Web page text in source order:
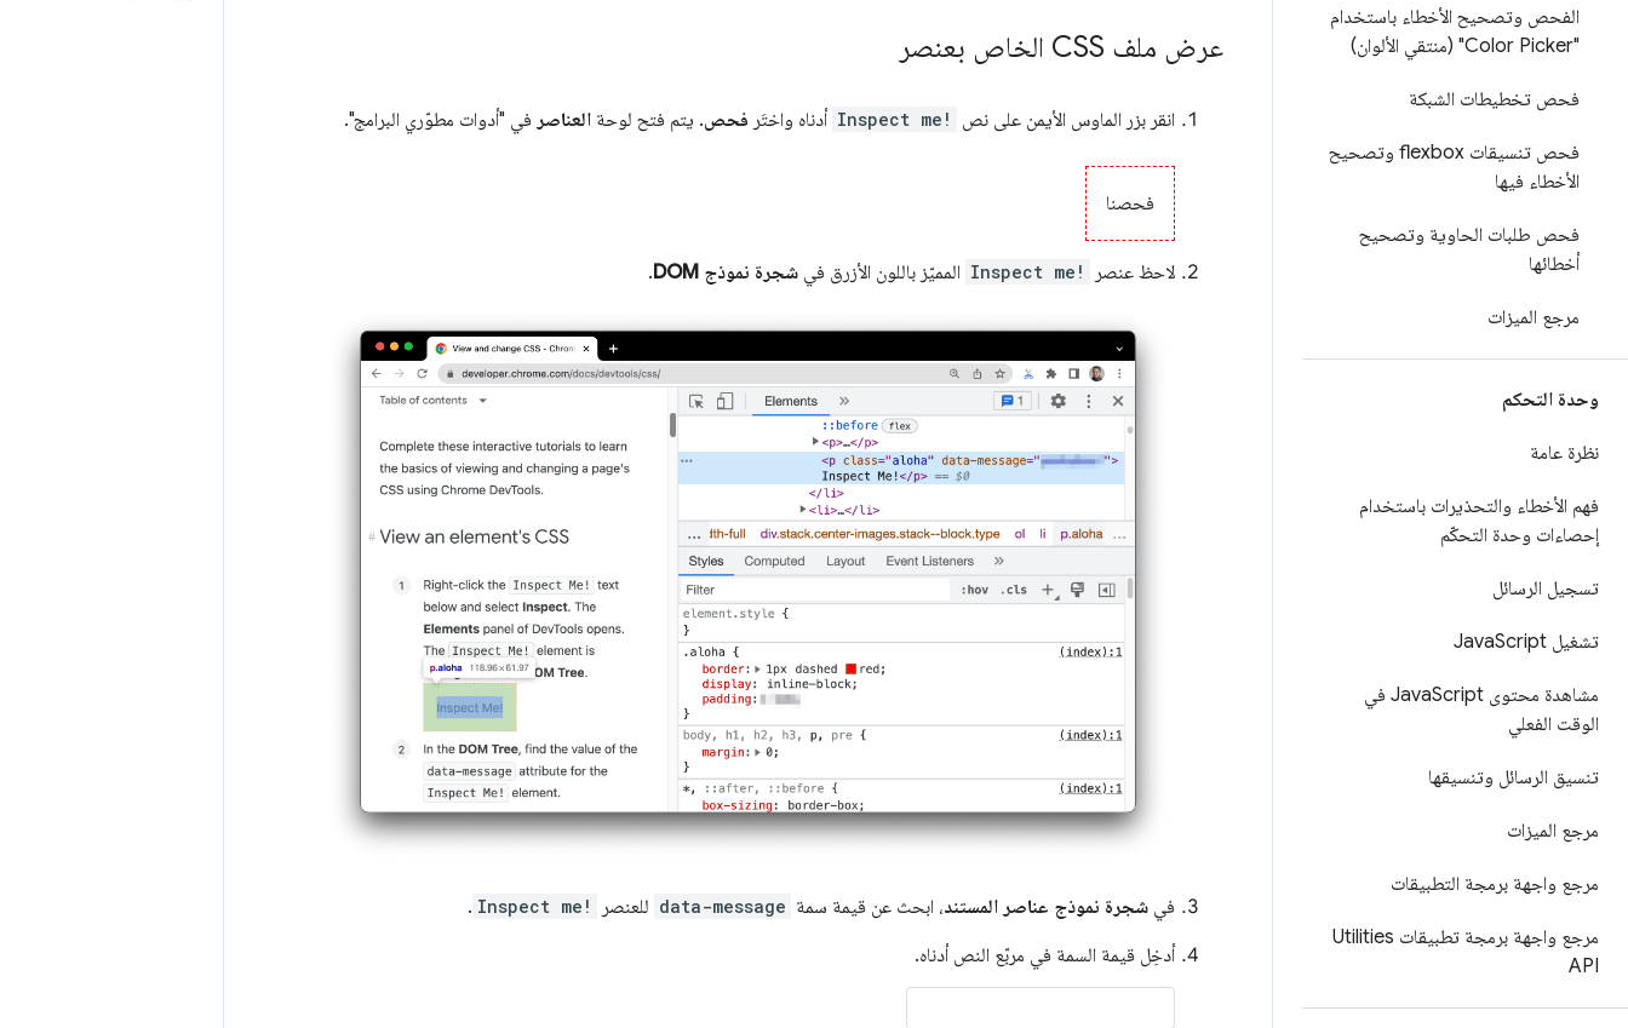
الفحص وتصحيح الأخطاء باستخدام
"Color Picker" (منتقي الألوان)
فحص تخطيطات الشبكة
فحص تنسيقات flexbox وتصحيح
الأخطاء فيها
فحص طلبات الحاوية وتصحيح
أخطائها
مرجع الميزات
وحدة التحكم
نظرة عامة
فهم الأخطاء والتحذيرات باستخدام
إحصاءات وحدة التحكّم
تسجيل الرسائل
تشغيل Java Script
مشاهدة محتوى Java
Script في
الوقت الفعلي
تنسيق الرسائل وتنسيقها
مرجع الميزات
مرجع واجهة برمجة التطبيقات
مرجع واجهة برمجة تطبيقات Utilities
API
عرض ملف CSS الخاص بعنصر
انقر بزر الماوس الأيمن على نص Inspect me! أدناه واختَر فحص. يتم فتح لوحة العناصر في "أدوات مطوّري البرامج".
فحصنا
لاحظ عنصر Inspect me! المميّز باللون الأزرق في شجرة نموذج DOM .
في شجرة نموذج عناصر المستند، ابحث عن قيمة سمة data-message للعنصر Inspect me!
.
أدخِل قيمة السمة في مربّع النص أدناه.